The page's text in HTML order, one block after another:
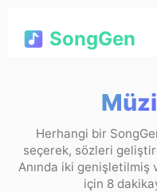
SongGen
Herhangi bir
seçerek, sözleri
Anında iki
için 8